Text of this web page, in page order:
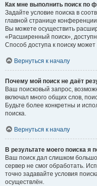
Как мне выполнить поиск по
Задайте условие поиска в
главной странице
Вы можете осуществить
«Расширенный поиск»,
Способ доступа к поиску
Вернуться к началу
Почему мой поиск не даёт
Ваш поисковый запрос,
включал много общих слов,
Будьте более конкретны и
поиска.
Вернуться к началу
В результате моего поиска я
Ваш поиск дал слишком
сервер не смог обработать.
точно задавайте условия
осуществлён.